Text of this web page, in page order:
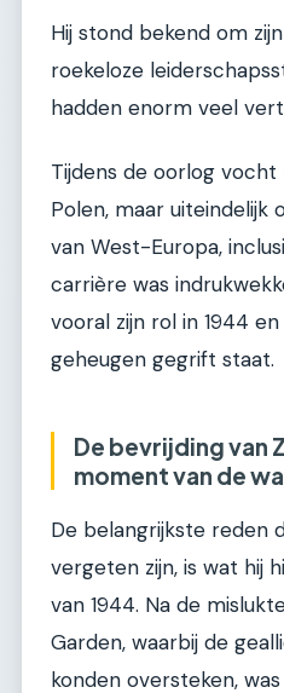
Hij stond bekend om
roekeloze
hadden enorm veel
Tijdens de oorlog
Polen, maar uiteindelijk
van West-Europa,
carrière was
vooral zijn rol in 1944 en
geheugen gegrift staat.
De bevrijding van
moment van de
De belangrijkste reden
vergeten zijn, is wat hij
van 1944. Na de
Garden, waarbij de
konden oversteken,